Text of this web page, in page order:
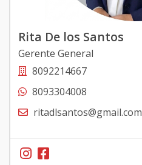
Rita De los Santos
Gerente General
8092214667
8093304008
ritadlsantos@gmail.com